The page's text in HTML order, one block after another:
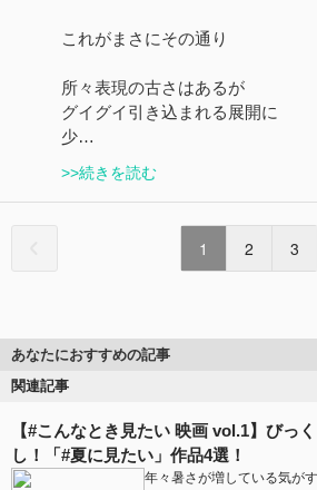
これがまさにその通り
所々表現の古さはあるが
グイグイ引き込まれる展開に
少…
>>続きを読む
1 2 3
あなたにおすすめの記事
関連記事
【#こんなとき見たい 映画 vol.1】びっ
し！「#夏に見たい」作品4選！
年々暑さが増している気が